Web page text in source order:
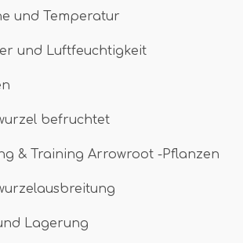
und Temperatur
und Luftfeuchtigkeit
befruchtet
& Training Arrowroot -Pflanzen
Lagerung